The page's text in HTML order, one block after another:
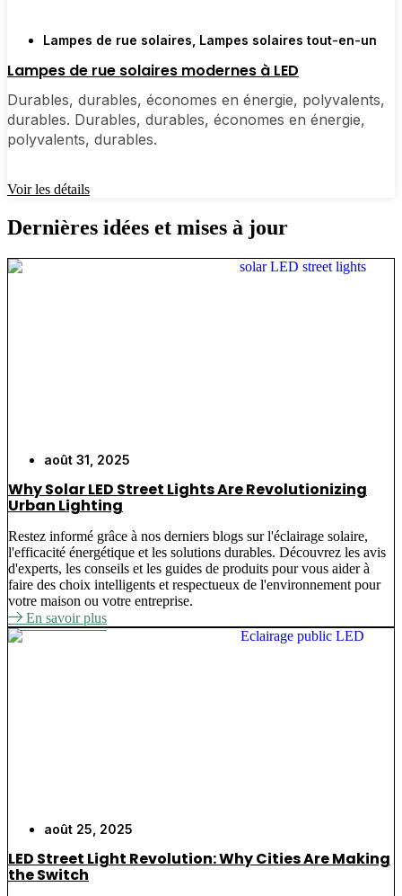
Lampes de rue solaires Lampes solaires tout-en-un
Lampes de rue solaires modernes à LED
Durables, durables, économes en énergie, polyvalents,
durables. Durables, durables, économes en énergie,
polyvalents, durables.
Voir les détails
Dernières idées et mises à jour
août 31, 2025
Why Solar LED Street Lights Are Revolutionizing
Urban Lighting
Restez informé grâce à nos derniers blogs sur l'éclairage solaire,
l'efficacité énergétique et les solutions durables. Découvrez les avis
d'experts, les conseils et les guides de produits pour vous aider à
faire des choix intelligents et respectueux de l'environnement pour
votre maison ou votre entreprise.
En savoir plus
août 25, 2025
LED Street Light Revolution: Why Cities Are Making
the Switch